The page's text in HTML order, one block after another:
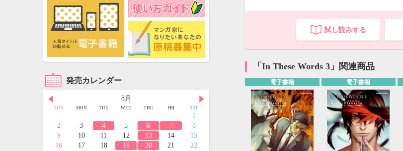
試し読みする
「In These Words 3」関連商品
電子書籍 電子書籍
発売カレンダー
8月
SUN MON TUE WED THU FRI SAT
1
2
3 4 5 6 7
8
9
10 11 12 13 14
15
16
17 18 19 20 21
22
9月
MON TUE WED THU FRI SAT
1 2 3 4
5
8 9 10 11
12
15 16 17 18
19
22 23 24 25
26
SUN
4
18